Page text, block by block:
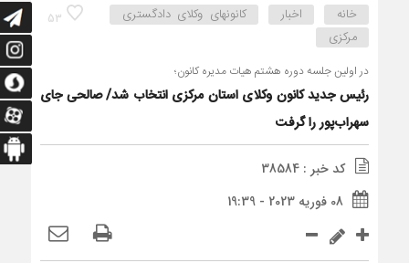
53 خانه اخبار
کانونهای وکلای دادگستری
مرکزی
در اولین جلسه دوره هشتم هیات مدیره کانون؛
رئیس جدید کانون وکلای استان مرکزی انتخاب شد/ صالحی جای
سهراب‌پور را گرفت
کد خبر : 38584
08 فوریه 2023 - 19:39